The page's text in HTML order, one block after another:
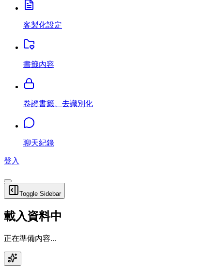
客製化設定
書籤內容
卷證書籤、去識別化
聊天紀錄
登入
Toggle Sidebar
載入資料中
正在準備內容...